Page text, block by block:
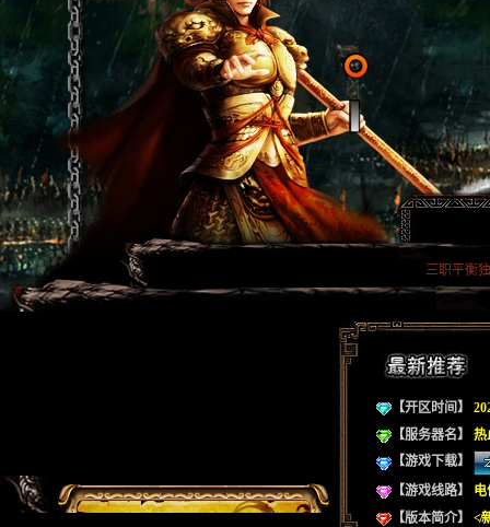
三职平衡
【开区时间】
【服务器名】 热
【游戏下载】
【游戏线路】
电
【版本简介】 ≮